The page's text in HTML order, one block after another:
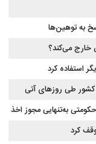
به توهین‌ها
خارج می‌کند؟
استفاده کرد
کشور طی روزهای آتی
به‌تنهایی مجوز اخذ
کرد